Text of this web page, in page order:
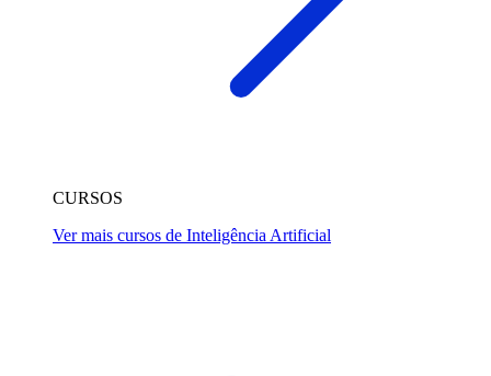
CURSOS
Ver mais cursos de Inteligência Artificial